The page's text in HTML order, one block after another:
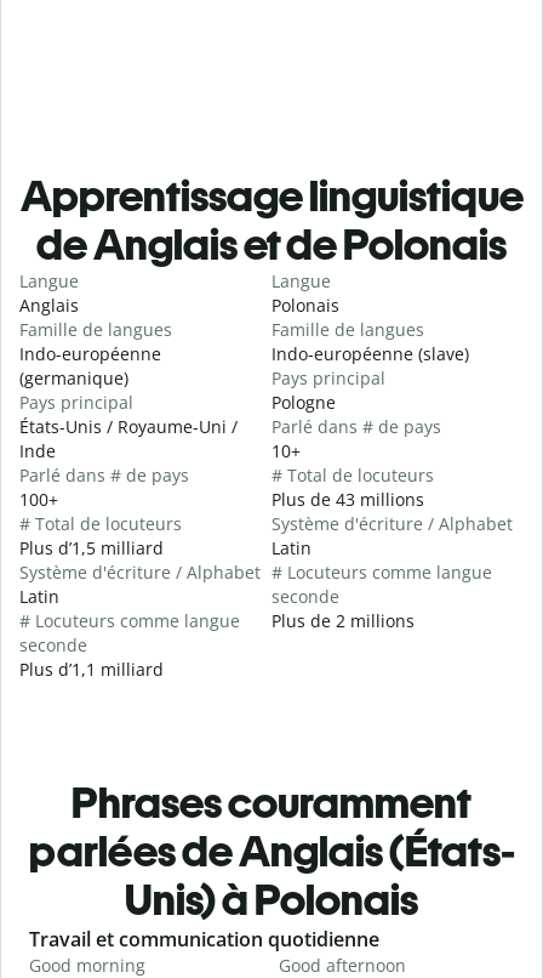
Apprentissage linguistique
de Anglais et de Polonais
Langue
Anglais
Famille de langues
Indo-européenne
(germanique)
Pays principal
États-Unis / Royaume-Uni /
Inde
Parlé dans # de pays
100+
# Total de locuteurs
Plus d’1,5 milliard
Système d'écriture / Alphabet
Latin
# Locuteurs comme langue
seconde
Plus d’1,1 milliard
Langue
Polonais
Famille de langues
Indo-européenne (slave)
Pays principal
Pologne
Parlé dans # de pays
10+
# Total de locuteurs
Plus de 43 millions
Système d'écriture / Alphabet
Latin
# Locuteurs comme langue
seconde
Plus de 2 millions
Phrases couramment
parlées de Anglais (États-
Unis) à Polonais
Slide 1 of 6
Travail et communication quotidienne
Good morning
Good afternoon